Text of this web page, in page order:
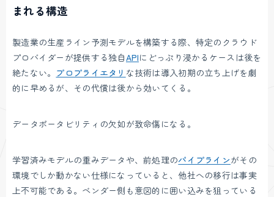
まれる構造
製造業の生産ライン予測モデルを構築する際、特定のクラウド
プロバイダーが提供する独自APIにどっぷり浸かるケースは後を
絶たない。 プロプライエタリ な技術は導入初期の立ち上げを劇
的に早めるが、その代償は後から効いてくる。
データポータビリティの欠如が致命傷になる。
学習済みモデルの重みデータや、前処理のパイプラインがその
環境でしか動かない仕様になっていると、他社への移行は事実
上不可能である。ベンダー側も意図的に囲い込みを狙っている